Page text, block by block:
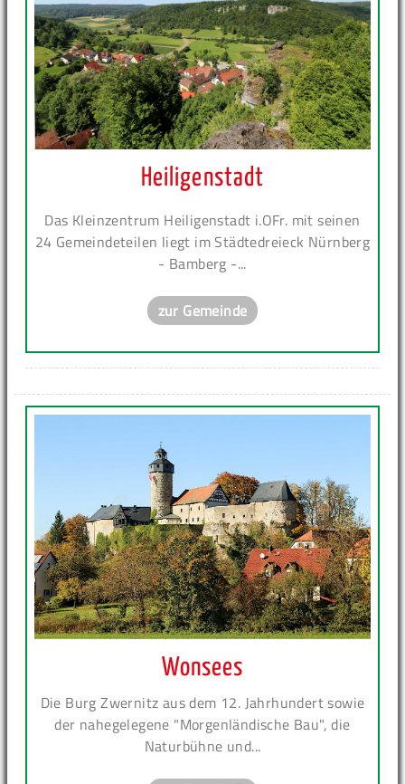
Heiligenstadt
Das Kleinzentrum Heiligenstadt i.OFr. mit seinen
24 Gemeindeteilen liegt im Städtedreieck Nürnberg
- Bamberg -...
zur Gemeinde
Wonsees
Die Burg Zwernitz aus dem 12. Jahrhundert sowie
der nahegelegene "Morgenländische Bau", die
Naturbühne und...